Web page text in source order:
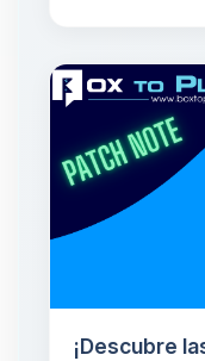
¡Descubre